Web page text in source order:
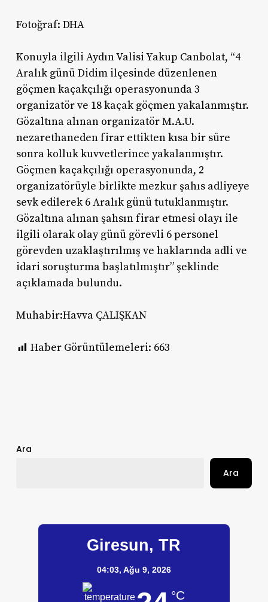
Fotoğraf: DHA
Konuyla ilgili Aydın Valisi Yakup Canbolat, “4
Aralık günü Didim ilçesinde düzenlenen
göçmen kaçakçılığı operasyonunda 3
organizatör ve 18 kaçak göçmen yakalanmıştır.
Gözaltına alınan organizatör M.A.U.
nezarethaneden firar ettikten kısa bir süre
sonra kolluk kuvvetlerince yakalanmıştır.
Göçmen kaçakçılığı operasyonunda, 2
organizatörüyle birlikte mezkur şahıs adliyeye
sevk edilerek 6 Aralık günü tutuklanmıştır.
Gözaltına alınan şahsın firar etmesi olayı ile
ilgili olarak olay günü görevli 6 personel
görevden uzaklaştırılmış ve haklarında adli ve
idari soruşturma başlatılmıştır” şeklinde
açıklamada bulundu.
Muhabir:Havva ÇALIŞKAN
Haber Görüntülemeleri: 663
Ara
Ara
Giresun, TR
04:03, Ağu 9, 2026
°C